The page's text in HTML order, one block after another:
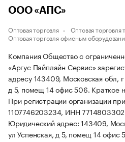
ООО «АПС»
Оптовая торговля
Оптовая торговля
Оптовая торговля офисным
Компания Общество с
«Аргус Пайплайн Сервис»
адресу 143409, Московская обл,
д 5, помещ 14 офис 506. Краткое
При регистрации организации
1107746203234, ИНН
Юридический адрес: 143409,
ул Успенская, д 5, помещ 14 офис